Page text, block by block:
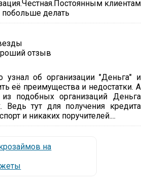
клиентам
делать
об организации "Деньга" и
её преимущества и недостатки. А
подобных организаций Деньга
Ведь тут для получения кредита
и никаких поручителей....